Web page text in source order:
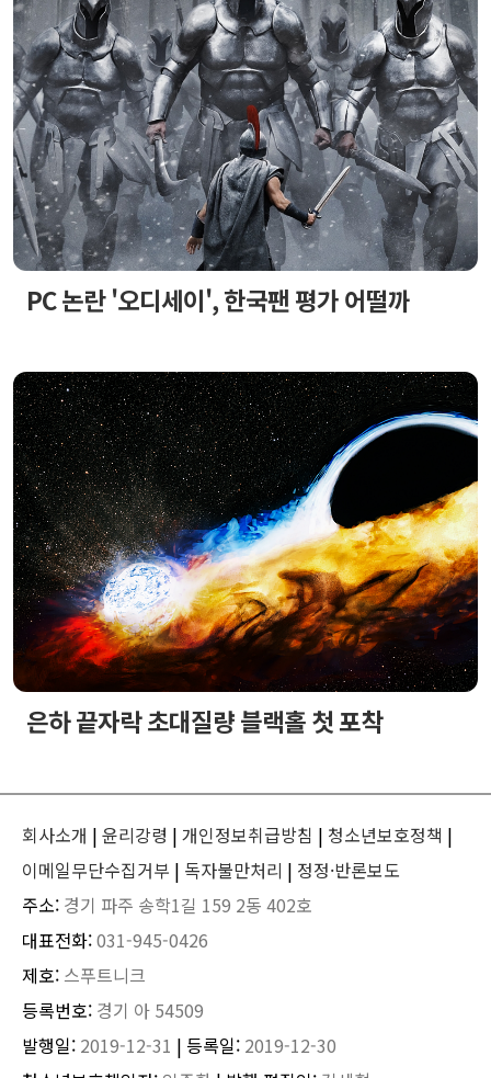
PC 논란 '오디세이', 한국팬 평가 어떨까
은하 끝자락 초대질량 블랙홀 첫 포착
회사소개 | 윤리강령 | 개인정보취급방침 | 청소년보호정책 |
이메일무단수집거부 | 독자불만처리 | 정정·반론보도
주소: 경기 파주 송학1길 159 2동 402호
대표전화:031-945-0426
제호: 스푸트니크
등록번호: 경기 아 54509
발행일: 2019-12-31 | 등록일: 2019-12-30